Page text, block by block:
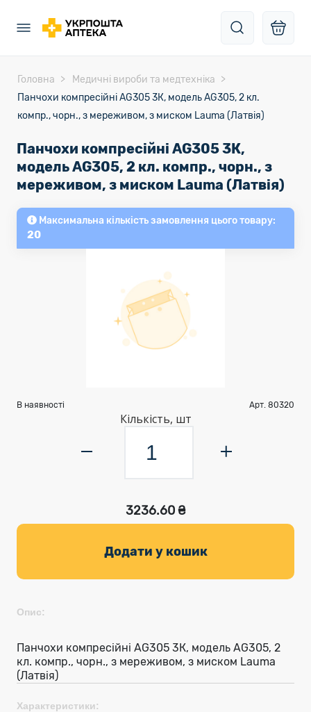
Головна
Медичні вироби та медтехніка
Панчохи компресійні AG305 3К, модель AG305, 2 кл.
компр., чорн., з мереживом, з миском Lauma (Латвія)
Панчохи компресійні AG305 3К,
модель AG305, 2 кл. компр., чорн., з
мереживом, з миском Lauma (Латвія)
Максимальна кількість замовлення цього товару:
20
В наявності Арт. 80320
Кількість, шт
3236.60 ₴
Додати у кошик
Опис:
Панчохи компресійні AG305 3К, модель AG305, 2
кл. компр., чорн., з мереживом, з миском Lauma
(Латвія)
Характеристики: